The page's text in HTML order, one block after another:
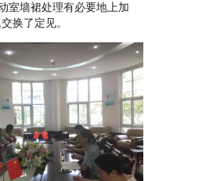
室墙裙处理有必要地上加
换了定见。